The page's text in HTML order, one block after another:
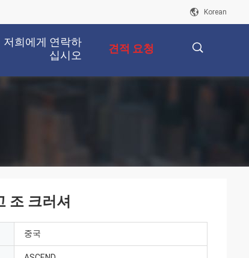
Korean
저희에게 연락하
십시오
견적 요청
조 크러셔
중국